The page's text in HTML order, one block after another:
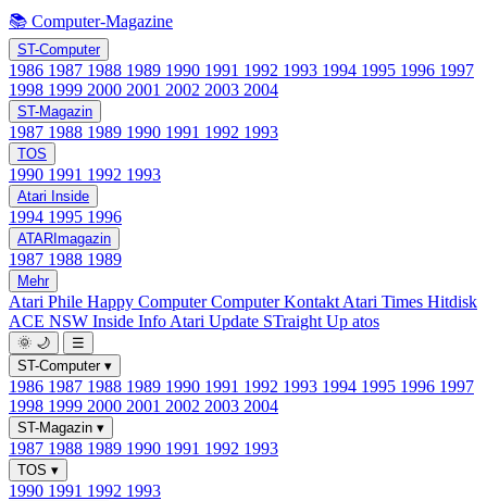
📚 Computer-Magazine
ST-Computer
1986 1987 1988 1989 1990 1991 1992 1993 1994 1995 1996 1997
1998 1999 2000 2001 2002 2003 2004
ST-Magazin
1987 1988 1989 1990 1991 1992 1993
TOS
1990 1991 1992 1993
Atari Inside
1994 1995 1996
ATARImagazin
1987 1988 1989
Mehr
Atari Phile Happy ComputerComputer Kontakt Atari Times Hitdisk
ACE NSW Inside Info Atari Update STraight Up atos
🌞 🌙
☰
ST-Computer ▾
1986 1987 1988 1989 1990 1991 1992 1993 1994 1995 1996 1997
1998 1999 2000 2001 2002 2003 2004
ST-Magazin ▾
1987 1988 1989 1990 1991 1992 1993
TOS ▾
1990 1991 1992 1993